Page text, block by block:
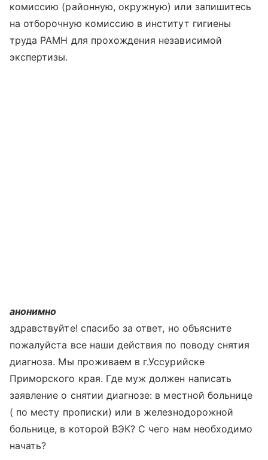
комиссию (районную, окружную) или запишитесь
на отборочную комиссию в институт гигиены
труда РАМН для прохождения независимой
экспертизы.
анонимно
здравствуйте! спасибо за ответ, но объясните
пожалуйста все наши действия по поводу снятия
диагноза. Мы проживаем в г.Уссурийске
Приморского края. Где муж должен написать
заявление о снятии диагнозе: в местной больнице
( по месту прописки) или в железнодорожной
больнице, в которой ВЭК? С чего нам необходимо
начать?